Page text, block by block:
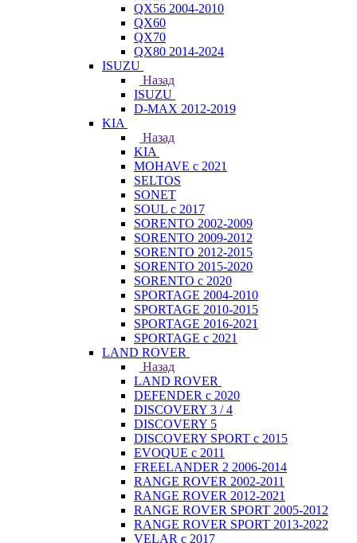
QX56 2004-2010
QX60
QX70
QX80 2014-2024
ISUZU
Назад
ISUZU
D-MAX 2012-2019
KIA
Назад
KIA
MOHAVE с 2021
SELTOS
SONET
SOUL с 2017
SORENTO 2002-2009
SORENTO 2009-2012
SORENTO 2012-2015
SORENTO 2015-2020
SORENTO с 2020
SPORTAGE 2004-2010
SPORTAGE 2010-2015
SPORTAGE 2016-2021
SPORTAGE с 2021
LAND ROVER
Назад
LAND ROVER
DEFENDER с 2020
DISCOVERY 3 / 4
DISCOVERY 5
DISCOVERY SPORT с 2015
EVOQUE с 2011
FREELANDER 2 2006-2014
RANGE ROVER 2002-2011
RANGE ROVER 2012-2021
RANGE ROVER SPORT 2005-2012
RANGE ROVER SPORT 2013-2022
VELAR с 2017